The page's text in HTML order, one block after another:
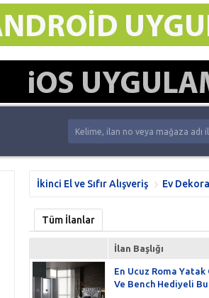
İkinci El ve Sıfır Alışveriş Ev
Tüm İlanlar
İlan Başlığı
En Ucuz Roma Yatak
Ve Bench Hediyeli